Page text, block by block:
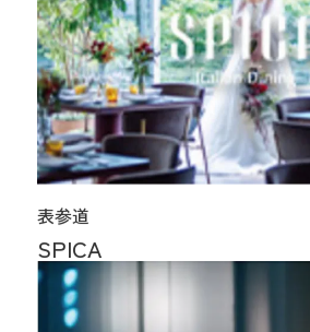
表参道
SPICA